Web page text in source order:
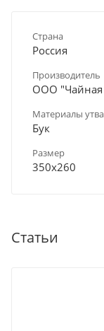
Страна
Россия
Производитель
ООО
Материалы
Бук
Размер
350х260
Статьи